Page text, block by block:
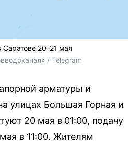
Саратове 20–21 мая
/ Telegram
арматуры и
улицах Большая Горная и
20 мая в 01:00, подачу
в 11:00. Жителям